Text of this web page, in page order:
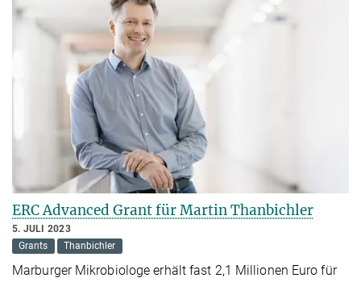
ERC Advanced Grant für Martin Thanbichler
5. JULI 2023
Grants
Thanbichler
Marburger Mikrobiologe erhält fast 2,1 Millionen Euro für